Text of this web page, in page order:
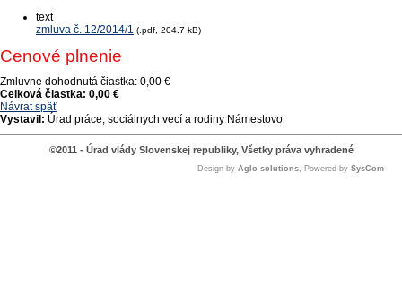
text
zmluva č. 12/2014/1 (.pdf, 204.7 kB)
Cenové plnenie
Zmluvne dohodnutá čiastka: 0,00 €
Celková čiastka: 0,00 €
Návrat späť
Vystavil: Úrad práce, sociálnych vecí a rodiny Námestovo
©2011 - Úrad vlády Slovenskej republiky, Všetky práva vyhradené
Design by Aglo solutions, Powered by SysCom